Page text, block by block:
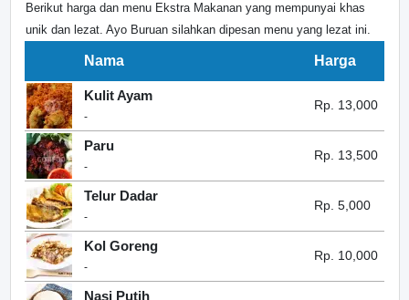
Berikut harga dan menu Ekstra Makanan yang mempunyai khas
unik dan lezat. Ayo Buruan silahkan dipesan menu yang lezat ini.
Nama Harga
Kulit Ayam
-
Rp. 13,000
Paru
-
Rp. 13,500
Telur Dadar
-
Rp. 5,000
Kol Goreng
-
Rp. 10,000
Nasi Putih